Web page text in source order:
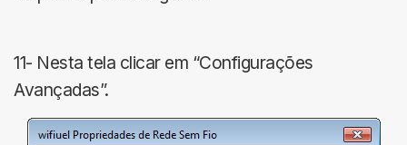
11- Nesta tela clicar em “Configurações
Avançadas”.